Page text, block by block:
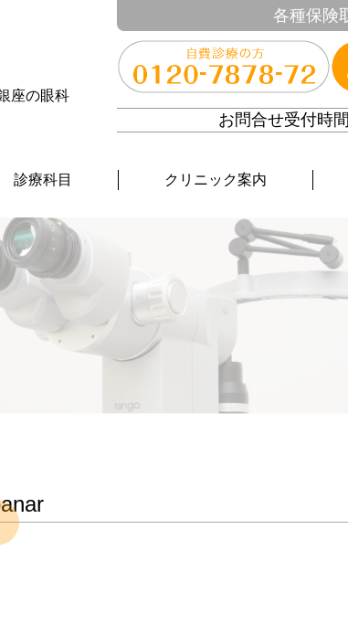
座の眼科
各種保険
お問合せ受付時
診療科目 クリニック案内